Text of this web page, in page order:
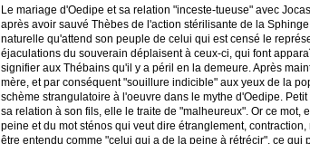
Le mariage d'Oedipe et sa relation "inceste-tueuse" avec
après avoir sauvé Thèbes de l'action stérilisante de la
naturelle qu'attend son peuple de celui qui est censé le
éjaculations du souverain déplaisent à ceux-ci, qui font
signifier aux Thébains qu'il y a péril en la demeure. Après
mère, et par conséquent "souillure indicible" aux yeux de la
schème strangulatoire à l'oeuvre dans le mythe d'Oedipe.
sa relation à son fils, elle le traite de "malheureux". Or ce
peine et du mot sténos qui veut dire étranglement,
être entendu comme "celui qui a de la peine à rétrécir", ce